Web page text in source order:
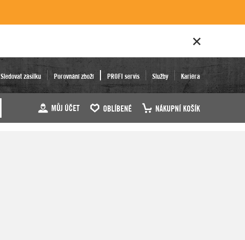
Sledovat zásilku Porovnání zboží PROFI servis Služby Kariéra
MŮJ ÚČET OBLÍBENÉ NÁKUPNÍ KOŠÍK